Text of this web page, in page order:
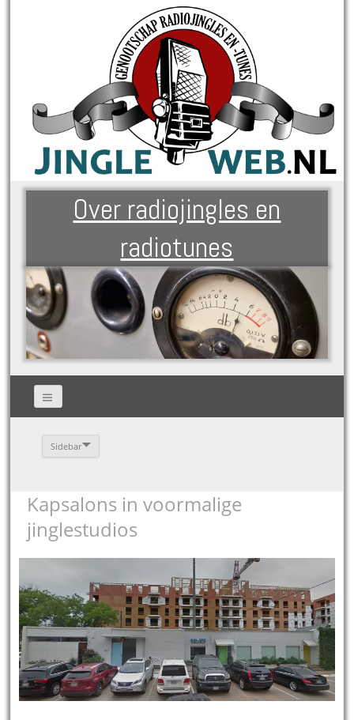
Over radiojingles en
radiotunes
Sidebar
Kapsalons in voormalige
jinglestudios